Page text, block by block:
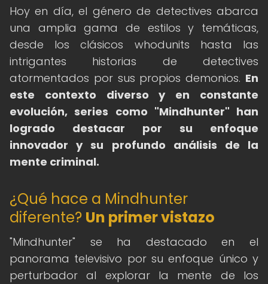
Hoy en día, el género de detectives abarca
una amplia gama de estilos y temáticas,
desde los clásicos whodunits hasta las
intrigantes historias de detectives
atormentados por sus propios demonios. En
este contexto diverso y en constante
evolución, series como "Mindhunter" han
logrado destacar por su enfoque
innovador y su profundo análisis de la
mente criminal.
¿Qué hace a Mindhunter
diferente? Un primer vistazo
"Mindhunter" se ha destacado en el
panorama televisivo por su enfoque único y
perturbador al explorar la mente de los